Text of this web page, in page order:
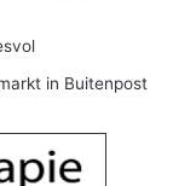
in Buitenpost